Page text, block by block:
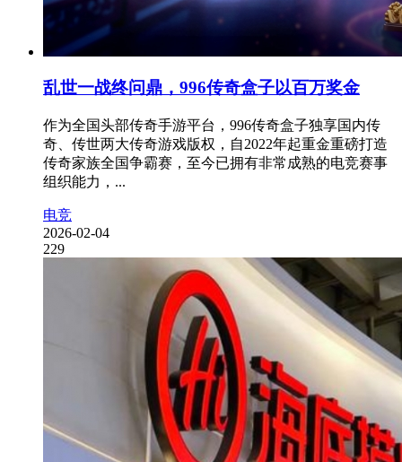
乱世一战终问鼎，996传奇盒子以百万奖金
作为全国头部传奇手游平台，996传奇盒子独享国内传
奇、传世两大传奇游戏版权，自2022年起重金重磅打造
传奇家族全国争霸赛，至今已拥有非常成熟的电竞赛事
组织能力，...
电竞
2026-02-04
229